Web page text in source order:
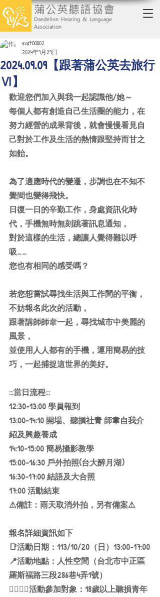
蒲公英聽語協會
Dandelion Hearing & Language
Association
2024.09.09【跟著蒲公英去旅行
Ⅵ】
eva700802
2024年9月29日
歡迎您們加入與我一起認識他/她～
每個人都有創造自己生活圈的能力，在
努力經營的成果背後，就會慢慢看見自
己對於工作及生活的熱情跟堅持而甘之
如飴。
為了適應時代的變遷，步調也在不知不
覺間也變得飛快。
日復一日的辛勤工作，身處資訊化時
代，手機無時無刻跳著訊息通知，
對於這樣的生活，總讓人覺得難以呼
吸……
您也有相同的感受嗎？
若您想嘗試尋找生活與工作間的平衡，
不妨報名此次的活動，
跟著講師師韋一起，尋找城市中美麗的
風景，
並使用人人都有的手機，運用簡易的技
巧，一起捕捉這世界的美好。
:::當日流程:::
12:30-13:00 學員報到
13:00-14:10 開場、聽損社青 師韋自我介
紹及興趣養成
14:10-15:00 簡易攝影教學
15:00-16:30 戶外拍照(台大醉月湖)
16:30-17:00 結語及大合照
17:00 活動結束
⚠備註：雨天取消外拍，另有備案⚠
報名詳細資訊如下
📑活動日期：113/10/20（日）13:00-17:00
📍活動地點：人性空間（台北市中正區
羅斯福路三段286巷4弄1號）
🙋‍♂️🙋‍♀️活動參加對象：18歲以上聽損青年